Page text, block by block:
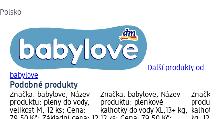
Polsko
Další produkty od
babylove
Podobné produkty
Značka: babylove; Název
produktu: pleny do vody,
velikost M, 12 ks; Cena:
Značka: babylove; Název
produktu: plenkové
kalhotky do vody XL,13+ kg,
Značka:
kalhotky